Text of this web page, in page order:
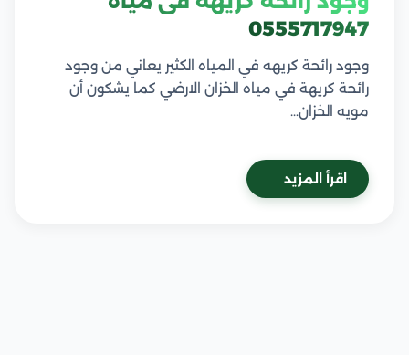
0555717947
وجود رائحة كريهه في المياه الكثير يعاني من وجود
رائحة كريهة في مياه الخزان الارضي كما يشكون أن
مويه الخزان…
اقرأ المزيد